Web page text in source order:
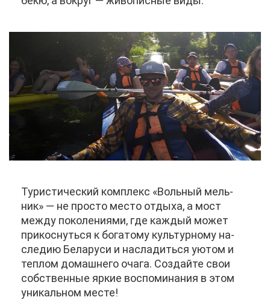
Ту­ри­сти­че­ский ком­плекс «Воль­ный мель­
ник» — не про­сто ме­сто от­ды­ха, а мост
меж­ду по­ко­ле­ни­я­ми, где каж­дый мо­жет
при­кос­нуть­ся к бо­га­то­му куль­тур­но­му на­
сле­дию Бе­ла­ру­си и на­сла­дить­ся уютом и
теп­лом до­маш­не­го оча­га. Со­здай­те свои
соб­ствен­ные яр­кие вос­по­ми­на­ния в этом
уни­каль­ном ме­сте!